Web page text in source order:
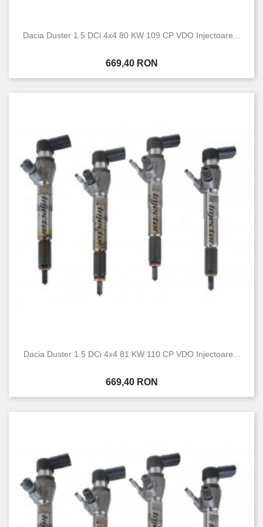
Dacia Duster 1.5 DCi 4x4 80 KW 109 CP VDO Injectoare...
Pret
669,40 RON
Dacia Duster 1.5 DCi 4x4 81 KW 110 CP VDO Injectoare...
Pret
669,40 RON